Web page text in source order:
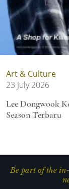
Art & Culture
23 July 2026
Lee Dongwook
Season Terbaru
Be part of the